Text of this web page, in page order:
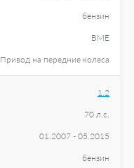
бензин
BME
Привод на передние колеса
1.2
70 л.с.
01.2007 - 05.2015
бензин